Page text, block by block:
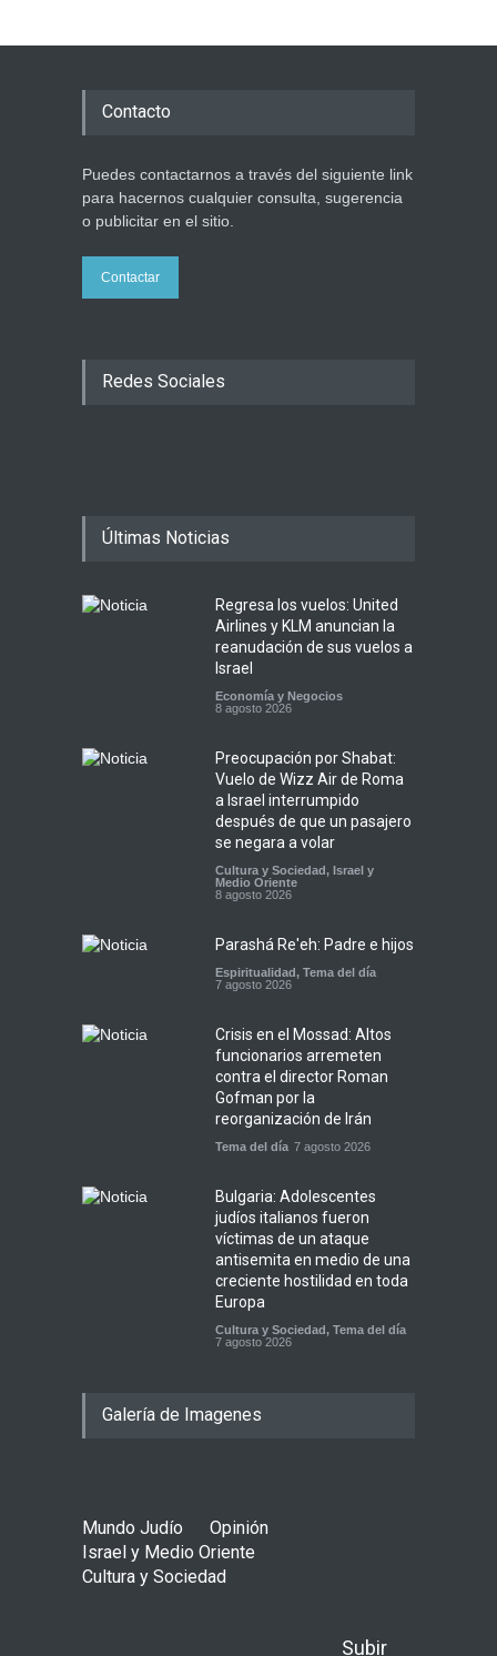
Contacto
Puedes contactarnos a través del siguiente link
para hacernos cualquier consulta, sugerencia
o publicitar en el sitio.
Contactar
Redes Sociales
Últimas Noticias
Regresa los vuelos: United
Airlines y KLM anuncian la
reanudación de sus vuelos a
Israel
Economía y Negocios
8 agosto 2026
Preocupación por Shabat:
Vuelo de Wizz Air de Roma
a Israel interrumpido
después de que un pasajero
se negara a volar
Cultura y Sociedad, Israel y
Medio Oriente
8 agosto 2026
Parashá Re'eh: Padre e hijos
Espiritualidad, Tema del día
7 agosto 2026
Crisis en el Mossad: Altos
funcionarios arremeten
contra el director Roman
Gofman por la
reorganización de Irán
Tema del día 7 agosto 2026
Bulgaria: Adolescentes
judíos italianos fueron
víctimas de un ataque
antisemita en medio de una
creciente hostilidad en toda
Europa
Cultura y Sociedad, Tema del día
7 agosto 2026
Galería de Imagenes
Mundo Judío
Opinión
Israel y Medio Oriente
Cultura y Sociedad
Subir